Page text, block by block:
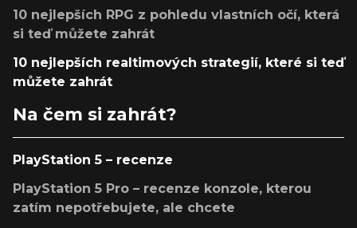
10 nejlepších RPG z pohledu vlastních očí, která
si teď můžete zahrát
10 nejlepších realtimových strategií, které si teď
můžete zahrát
Na čem si zahrát?
PlayStation 5 – recenze
PlayStation 5 Pro – recenze konzole, kterou
zatím nepotřebujete, ale chcete